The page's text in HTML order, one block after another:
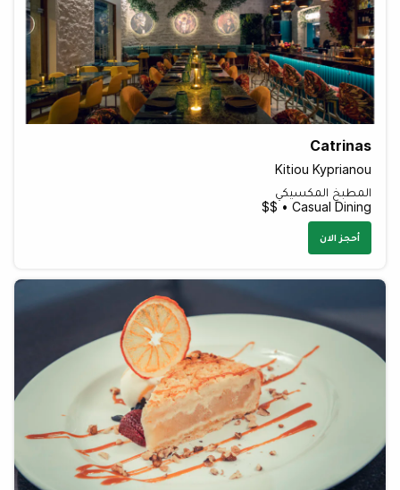
Catrinas
Kitiou Kyprianou
المطبخ المكسيكي
Casual Dining • $$
أحجز الان